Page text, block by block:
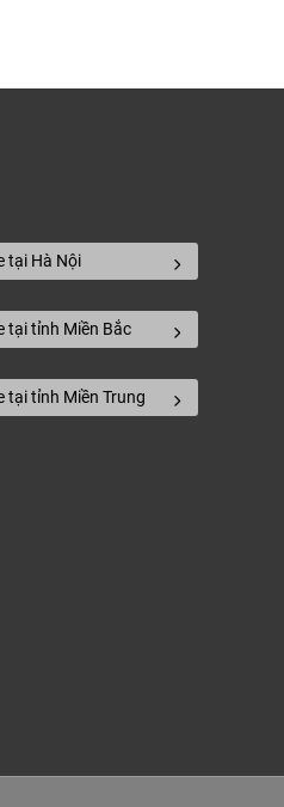
m²
tại Hà Nội
tại tỉnh Miền Bắc
tại tỉnh Miền Trung